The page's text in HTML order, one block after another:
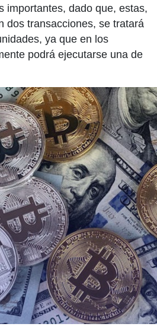
importantes, dado que, estas,
dos transacciones, se tratará
ya que en los
podrá ejecutarse una de